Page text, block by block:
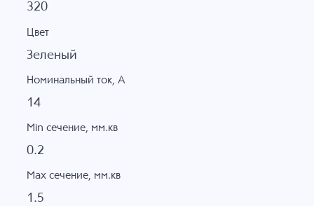
320
Цвет
Зеленый
Номинальный ток, А
14
Min сечение, мм.кв
0.2
Max сечение, мм.кв
1.5